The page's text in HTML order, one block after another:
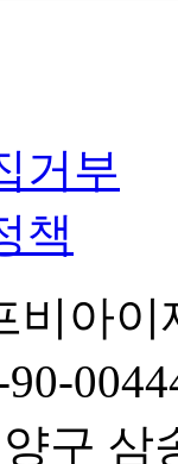
거부
책
비아
구 삼